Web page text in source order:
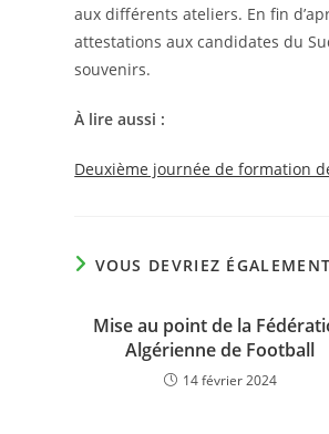
aux différents ateliers. En fin
attestations aux candidates du
souvenirs.
À lire aussi :
Deuxième journée de formation
VOUS DEVRIEZ
Mise au point de la
Algérienne de Football
14 février 2024